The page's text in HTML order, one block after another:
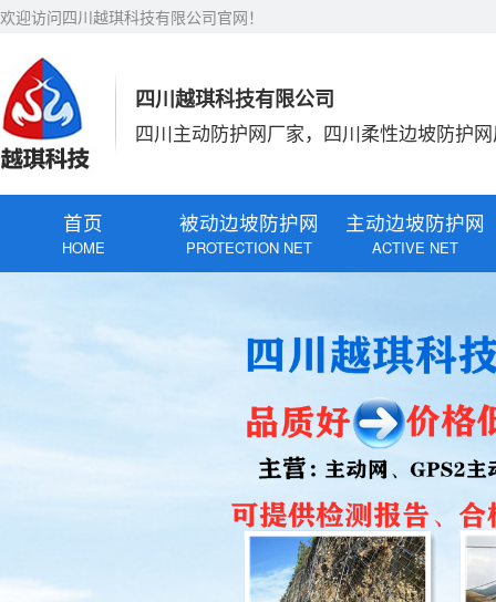
欢迎访问四川越琪科技有限公司官网！
四川越琪科技有限公司
四川主动防护网厂家，四川柔性边坡防护
首页
HOME
被动边坡防护网
PROTECTION NET
主动边坡防护网
ACTIVE NET